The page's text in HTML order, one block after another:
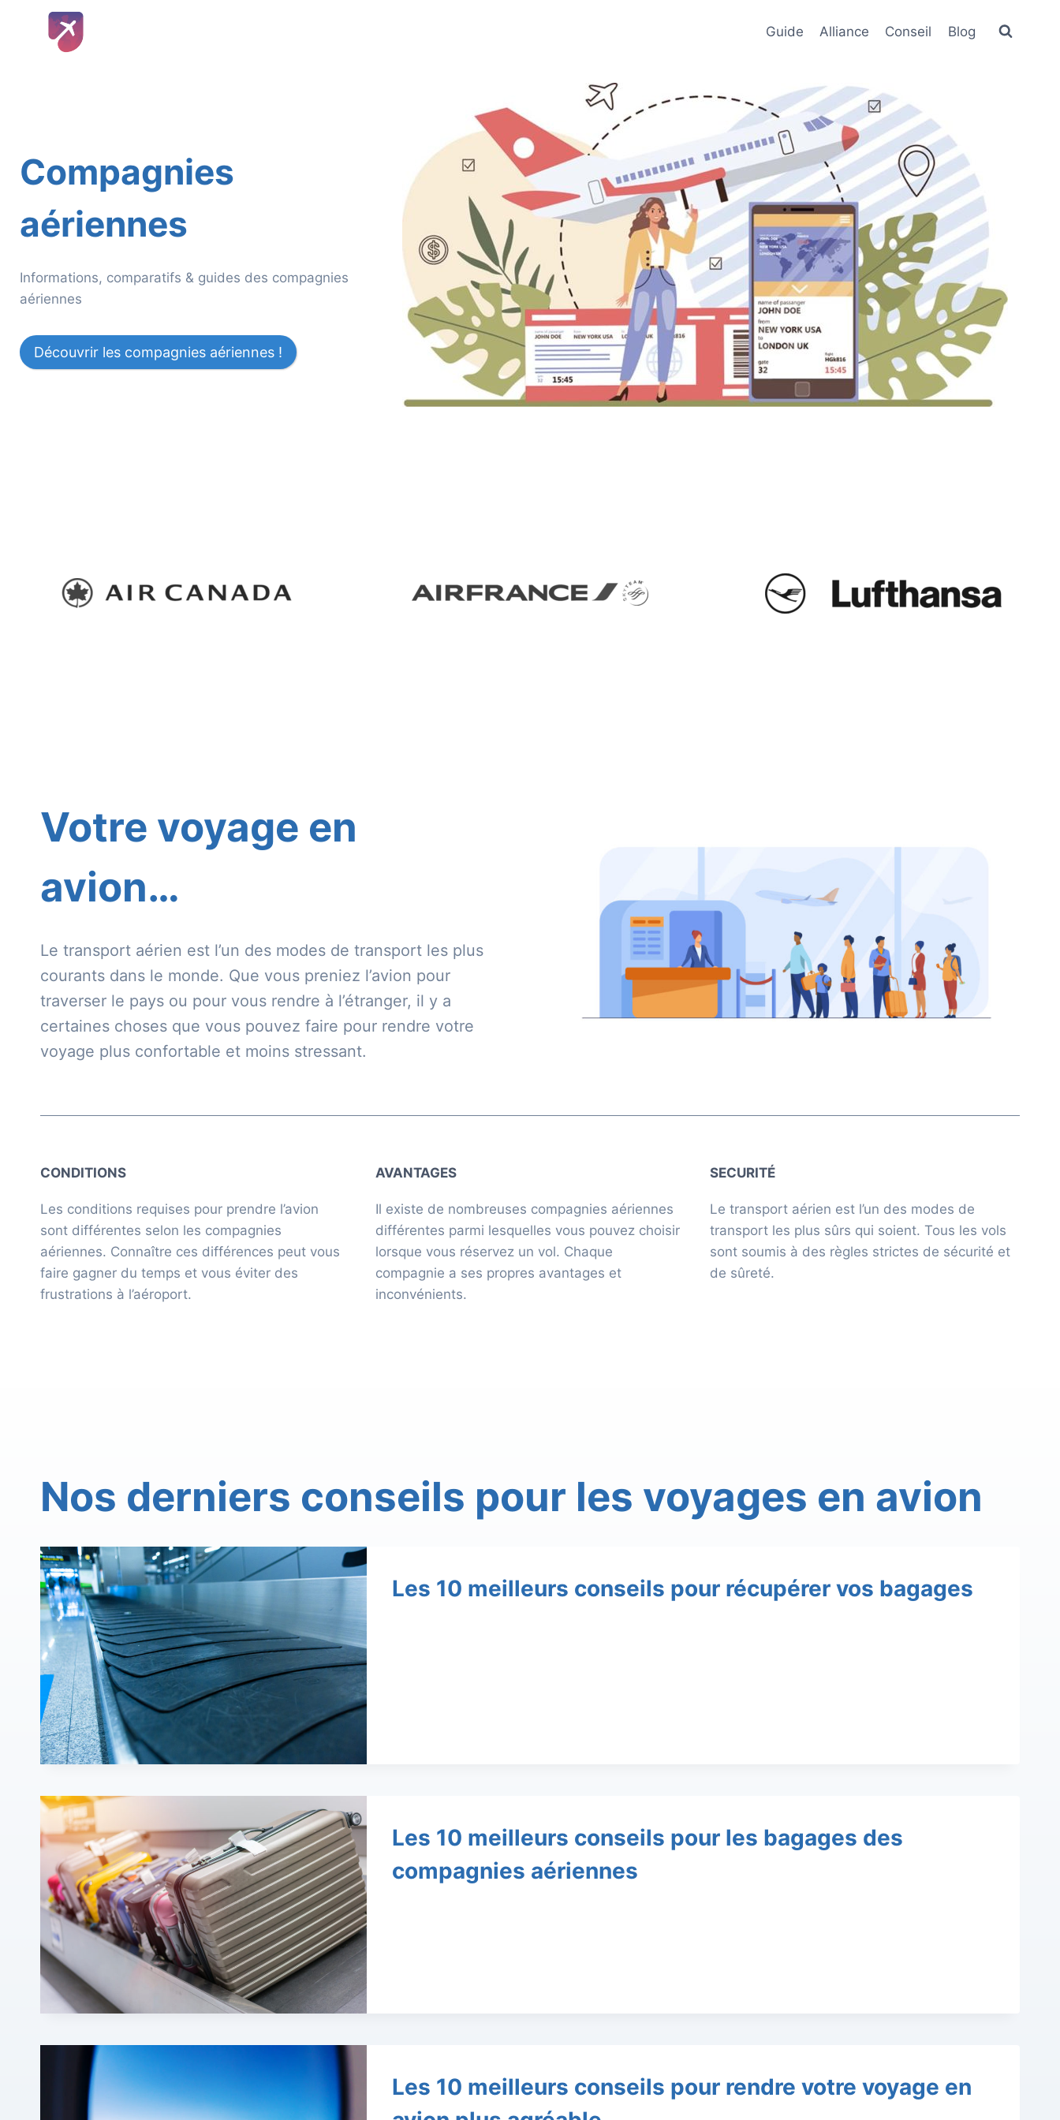
Guide Alliance Conseil Blog
Compagnies
aériennes
Informations, comparatifs & guides des compagnies
aériennes
Découvrir les compagnies aériennes !
Votre voyage en
avion…
Le transport aérien est l’un des modes de transport les plus
courants dans le monde. Que vous preniez l’avion pour
traverser le pays ou pour vous rendre à l’étranger, il y a
certaines choses que vous pouvez faire pour rendre votre
voyage plus confortable et moins stressant.
CONDITIONS
Les conditions requises pour prendre l’avion
sont différentes selon les compagnies
aériennes. Connaître ces différences peut vous
faire gagner du temps et vous éviter des
frustrations à l’aéroport.
AVANTAGES
Il existe de nombreuses compagnies aériennes
différentes parmi lesquelles vous pouvez choisir
lorsque vous réservez un vol. Chaque
compagnie a ses propres avantages et
inconvénients.
SECURITÉ
Le transport aérien est l’un des modes de
transport les plus sûrs qui soient. Tous les vols
sont soumis à des règles strictes de sécurité et
de sûreté.
Nos derniers conseils pour les voyages en avion
Les 10 meilleurs conseils pour récupérer vos bagages
Les 10 meilleurs conseils pour les bagages des
compagnies aériennes
Les 10 meilleurs conseils pour rendre votre voyage en